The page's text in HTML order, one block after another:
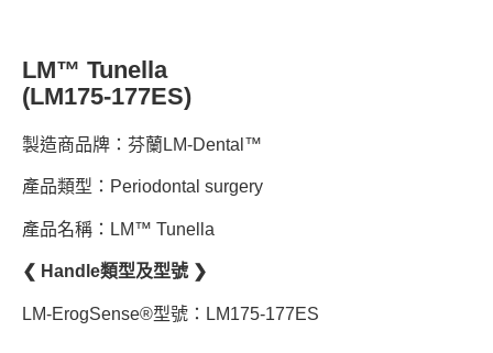
LM™ Tunella
(LM175-177ES)
製造商品牌：芬蘭LM-Dental™
產品類型：Periodontal surgery
產品名稱：LM™ Tunella
❮ Handle類型及型號 ❯
LM-ErogSense®型號：LM175-177ES